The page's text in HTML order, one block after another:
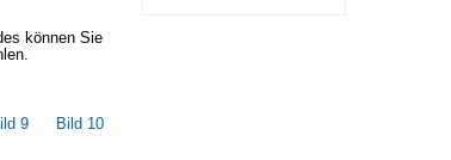
können Sie
9 Bild 10